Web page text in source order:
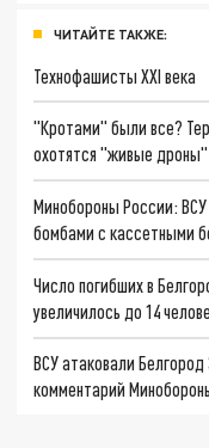
ЧИТАЙТЕ ТАКЖЕ:
Технофашисты XXI века
"Кротами" были все?
охотятся "живые дроны"
Минобороны России:
бомбами с кассетными
Число погибших в
увеличилось до 14
ВСУ атаковали
комментарий